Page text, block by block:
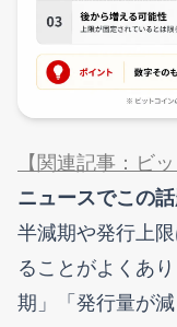
【関連記事：ビ
ニュースでこの
半減期や発行上
ることがよくあ
期」「発行量が